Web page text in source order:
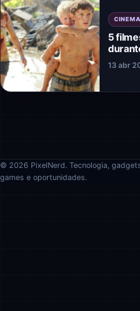
5
13 abr
© 2026 PixelNerd. Tecnologia,
games e oportunidades.